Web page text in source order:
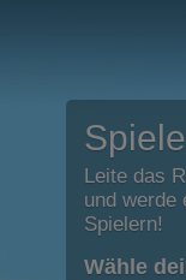
Leite das
und werde
Spielern!
Wähle